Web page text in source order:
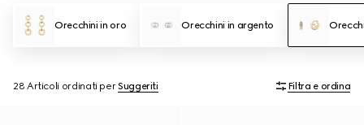
Orecchini in oro Orecchini in argento
28 Articoli ordinati perSuggeriti Filtra e ordina